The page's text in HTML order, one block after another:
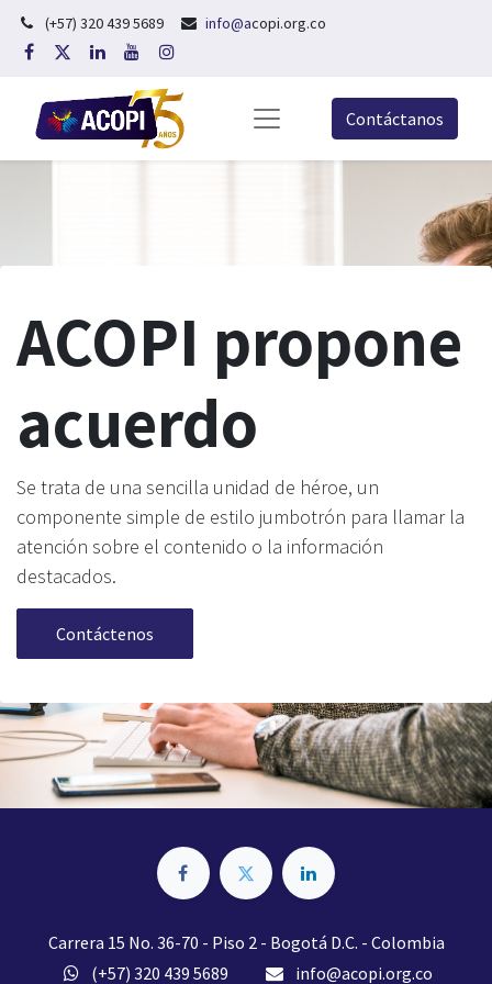
(+57) 320 439 5689 info@acopi.org.co
Contáctanos
ACOPI propone
acuerdo
Se trata de una sencilla unidad de héroe, un
componente simple de estilo jumbotrón para llamar la
atención sobre el contenido o la información
destacados.
Contáctenos
Carrera 15 No. 36-70 - Piso 2 - Bogotá D.C. - Colombia
(+57) 320 439 5689
info@acopi.org.co